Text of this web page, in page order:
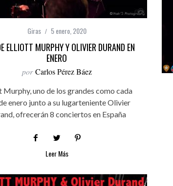
Giras 5 enero, 2020
ELLIOTT MURPHY Y OLIVIER DURAND EN
ENERO
por Carlos Pérez Báez
Murphy, uno de los grandes como cada
enero junto a su lugarteniente Olivier
ofrecerán 8 conciertos en España
Leer Más